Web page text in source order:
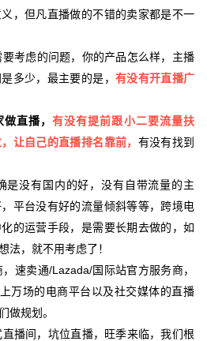
，但凡直播做的不错的卖家都是不一
要考虑的问题，你的产品怎么样，主播
多少，最主要的是， 有没有开直播广
直播， 有没有提前跟小二要流量扶
让自己的直播排名靠前， 有没有找到
是没有国内的好，没有自带流量的主
平台没有好的流量倾斜等等，跨境电
的运营手段，是需要长期去做的，如
法，就不用考虑了！
速卖通/Lazada/国际站官方服务商，
万场的电商平台以及社交媒体的直播
做规划。
播间，坑位直播，旺季来临，我们根